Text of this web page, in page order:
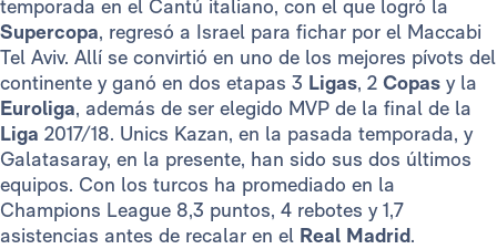
temporada en el Cantú italiano, con el que logró la
Supercopa, regresó a Israel para fichar por el Maccabi
Tel Aviv. Allí se convirtió en uno de los mejores pívots del
continente y ganó en dos etapas 3 Ligas, 2 Copas y la
Euroliga, además de ser elegido MVP de la final de la
Liga 2017/18. Unics Kazan, en la pasada temporada, y
Galatasaray, en la presente, han sido sus dos últimos
equipos. Con los turcos ha promediado en la
Champions League 8,3 puntos, 4 rebotes y 1,7
asistencias antes de recalar en el Real Madrid.